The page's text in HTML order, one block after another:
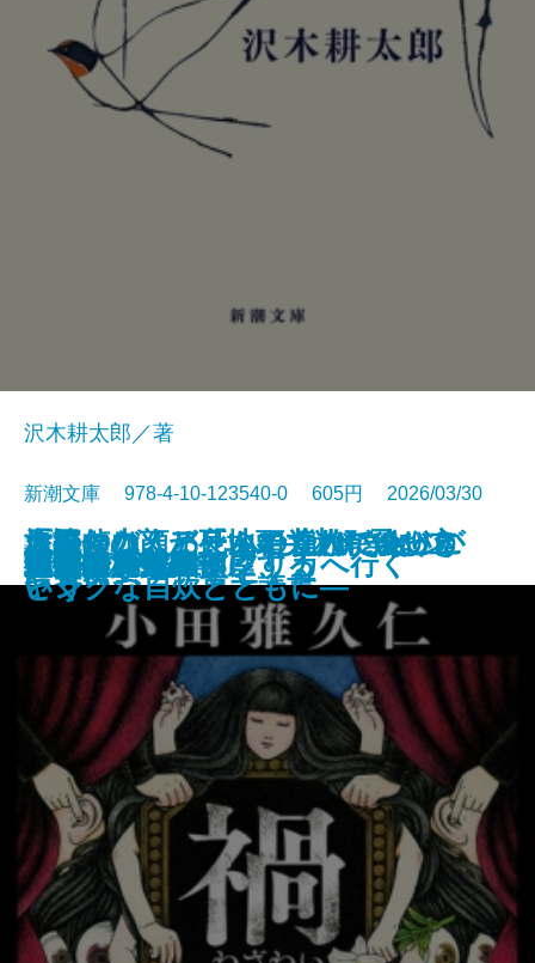
ドリトル先生アフリカへ行く
魔都シカモア
聖女の、遺産
重力アルケミック
最後の魔法
水─本の小説─
「読む力」と「地頭力」がいっき
に身につく 東大読書
ブルー ハワイ
可哀想な蠅
旅のつばくろ、ふたたび─飛び立
つ季節─
沢木耕太郎／著
新潮文庫 978-4-10-123540-0 605円 2026/03/30
文庫電子書籍あり
禍
原田マハ、アートの達人に会いに
いく
遠い声、遠い部屋
連続殺人鬼の妻
夜が少女を探偵にする
文豪の花嫁
名探偵の顔が良い2―謎解きはジ
ャンクな自炊とともに―
戦慄
大好きな人、死んでくれてありが
とう
キツネ狩り